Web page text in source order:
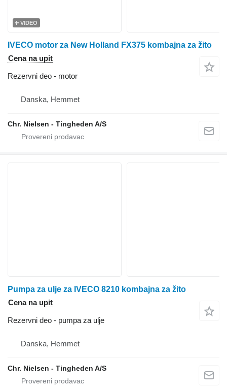
VIDEO
IVECO motor za New Holland FX375 kombajna za žito
Cena na upit
Rezervni deo - motor
Danska, Hemmet
Chr. Nielsen - Tingheden A/S
Pumpa za ulje za IVECO 8210 kombajna za žito
Cena na upit
Rezervni deo - pumpa za ulje
Danska, Hemmet
Chr. Nielsen - Tingheden A/S